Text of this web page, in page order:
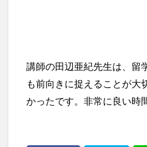
講師の田辺亜紀先生は、留
も前向きに捉えることが大
かったです。非常に良い時